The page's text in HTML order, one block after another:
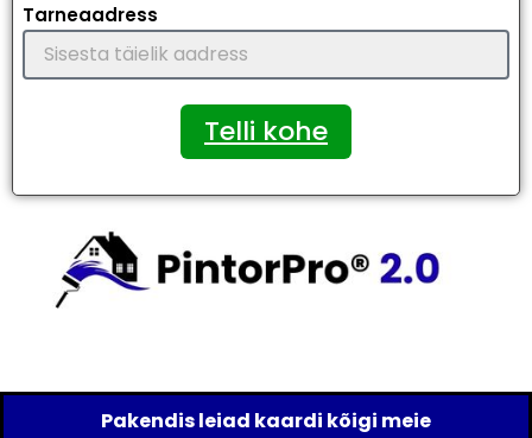
Tarneaadress
Telli kohe
Pakendis leiad kaardi kõigi meie